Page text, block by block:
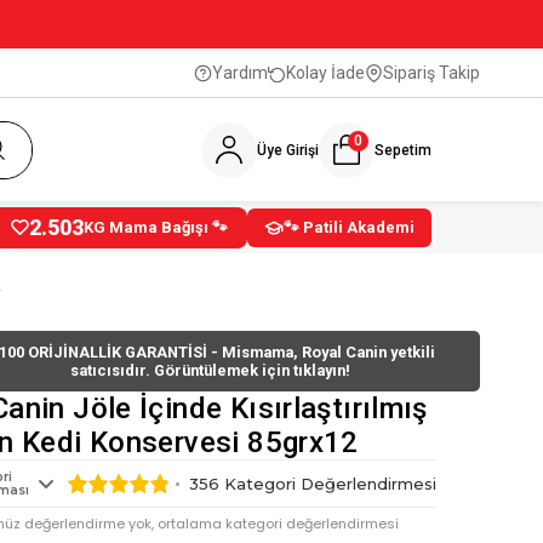
Yardım Kolay İade Sipariş Takip
Üye Girişi Sepetim
0
2.503KG Mama Bağışı 🐾 🐾 Patili Akademi
ORİJİNALLİK GARANTİSİ - Mismama, Royal Canin yetkili
satıcısıdır. Görüntülemek için tıklayın!
Jöle İçinde Kısırlaştırılmış
Kedi Konservesi 85grx12
356 Kategori Değerlendirmesi
değerlendirme yok, ortalama kategori değerlendirmesi